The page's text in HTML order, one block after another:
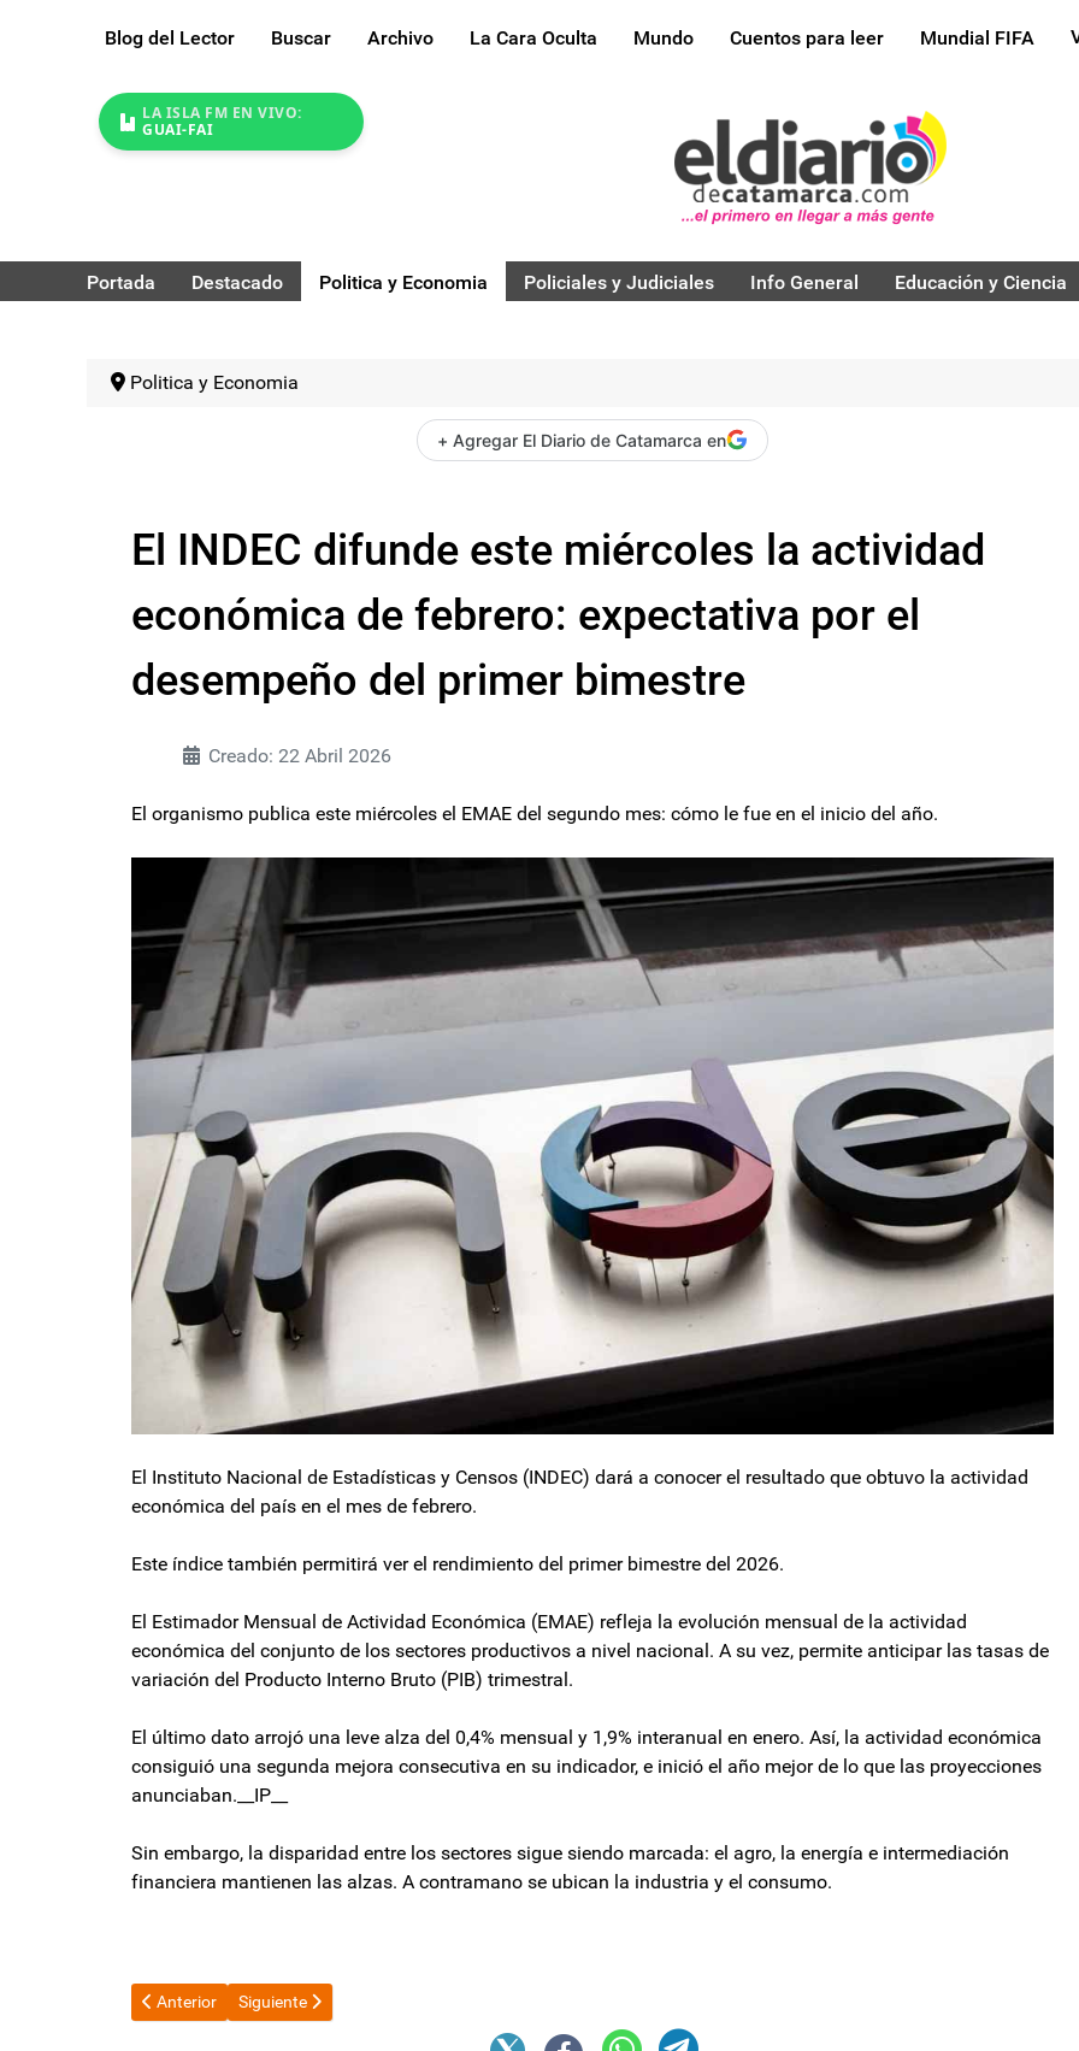
Blog del Lector Buscar Archivo La Cara Oculta Mundo Cuentos para leer Mundial FIFA
LA ISLA FM EN VIVO:
GUAI-FAI
Portada Destacado Politica y Economia Policiales y Judiciales Info General Educación y Ciencia
Politica y Economia
+ Agregar El Diario de Catamarca en
El INDEC difunde este miércoles la actividad
económica de febrero: expectativa por el
desempeño del primer bimestre
Creado: 22 Abril 2026
El organismo publica este miércoles el EMAE del segundo mes: cómo le fue en el inicio del año.
El Instituto Nacional de Estadísticas y Censos (INDEC) dará a conocer el resultado que obtuvo la actividad
económica del país en el mes de febrero.
Este índice también permitirá ver el rendimiento del primer bimestre del 2026.
El Estimador Mensual de Actividad Económica (EMAE) refleja la evolución mensual de la actividad
económica del conjunto de los sectores productivos a nivel nacional. A su vez, permite anticipar las tasas de
variación del Producto Interno Bruto (PIB) trimestral.
El último dato arrojó una leve alza del 0,4% mensual y 1,9% interanual en enero. Así, la actividad económica
consiguió una segunda mejora consecutiva en su indicador, e inició el año mejor de lo que las proyecciones
anunciaban.__IP__
Sin embargo, la disparidad entre los sectores sigue siendo marcada: el agro, la energía e intermediación
financiera mantienen las alzas. A contramano se ubican la industria y el consumo.
Artículo anterior: Tras bajarse de la misa de Luján en homenaje al Papa, Villarruel explicó: “Ahí estaba lo peor de la casta política”
Anterior Artículo siguiente: El Senado reactivará debate sobre regularización de tenencia de armas y prórroga del plan de
Siguiente